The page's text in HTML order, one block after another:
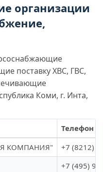
организации
поставку ХВС, ГВС,
Коми, г. Инта,
Телефон
КОМПАНИЯ"
+7 (8212)
+7 (495)